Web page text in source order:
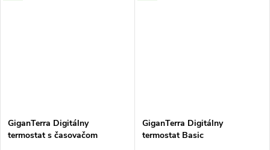
GiganTerra Digitálny
termostat s časovačom
GiganTerra Digitálny
termostat Basic